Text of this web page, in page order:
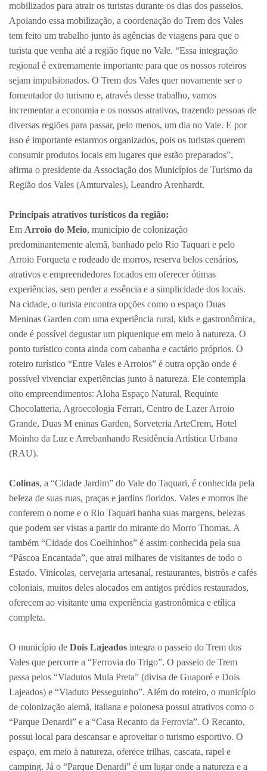
mobilizados para atrair os turistas durante os dias dos passeios.
Apoiando essa mobilização, a coordenação do Trem dos Vales
tem feito um trabalho junto às agências de viagens para que o
turista que venha até a região fique no Vale. “Essa integração
regional é extremamente importante para que os nossos roteiros
sejam impulsionados. O Trem dos Vales quer novamente ser o
fomentador do turismo e, através desse trabalho, vamos
incrementar a economia e os nossos atrativos, trazendo pessoas de
diversas regiões para passar, pelo menos, um dia no Vale. E por
isso é importante estarmos organizados, pois os turistas querem
consumir produtos locais em lugares que estão preparados”,
afirma o presidente da Associação dos Municípios de Turismo da
Região dos Vales (Amturvales), Leandro Arenhardt.
Principais atrativos turísticos da região:
Em Arroio do Meio, município de colonização
predominantemente alemã, banhado pelo Rio Taquari e pelo
Arroio Forqueta e rodeado de morros, reserva belos cenários,
atrativos e empreendedores focados em oferecer ótimas
experiências, sem perder a essência e a simplicidade dos locais.
Na cidade, o turista encontra opções como o espaço Duas
Meninas Garden com uma experiência rural, kids e gastronômica,
onde é possível degustar um piquenique em meio à natureza. O
ponto turístico conta ainda com cabanha e cactário próprios. O
roteiro turístico “Entre Vales e Arroios” é outra opção onde é
possível vivenciar experiências junto à natureza. Ele contempla
oito empreendimentos: Aloha Espaço Natural, Requinte
Chocolatteria, Agroecologia Ferrari, Centro de Lazer Arroio
Grande, Duas M eninas Garden, Sorveteria ArteCrem, Hotel
Moinho da Luz e Arrebanhando Residência Artística Urbana
(RAU).
Colinas, a “Cidade Jardim” do Vale do Taquari, é conhecida pela
beleza de suas ruas, praças e jardins floridos. Vales e morros lhe
conferem o nome e o Rio Taquari banha suas margens, belezas
que podem ser vistas a partir do mirante do Morro Thomas. A
também “Cidade dos Coelhinhos” é assim conhecida pela sua
“Páscoa Encantada”, que atrai milhares de visitantes de todo o
Estado. Vinícolas, cervejaria artesanal, restaurantes, bistrôs e cafés
coloniais, muitos deles alocados em antigos prédios restaurados,
oferecem ao visitante uma experiência gastronômica e etílica
completa.
O município de Dois Lajeados integra o passeio do Trem dos
Vales que percorre a “Ferrovia do Trigo”. O passeio de Trem
passa pelos “Viadutos Mula Preta” (divisa de Guaporé e Dois
Lajeados) e “Viaduto Pesseguinho”. Além do roteiro, o município
de colonização alemã, italiana e polonesa possui atrativos como o
“Parque Denardi” e a “Casa Recanto da Ferrovia”. O Recanto,
possui local para descansar e aproveitar o turismo esportivo. O
espaço, em meio à natureza, oferece trilhas, cascata, rapel e
camping. Já o “Parque Denardi” é um lugar onde a natureza e a